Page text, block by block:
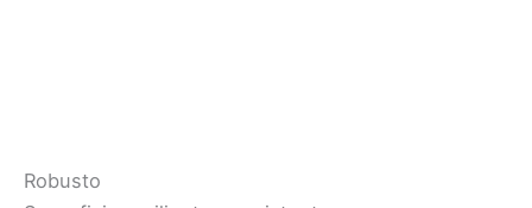
Robusto